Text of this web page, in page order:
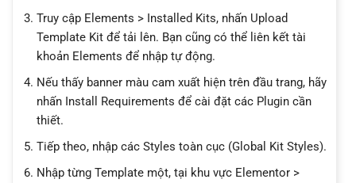
Truy cập Elements > Installed Kits, nhấn Upload
Template Kit để tải lên. Bạn cũng có thể liên kết tài
khoản Elements để nhập tự động.
Nếu thấy banner màu cam xuất hiện trên đầu trang, hãy
nhấn Install Requirements để cài đặt các Plugin cần
thiết.
Tiếp theo, nhập các Styles toàn cục (Global Kit Styles).
Nhập từng Template một, tại khu vực Elementor >